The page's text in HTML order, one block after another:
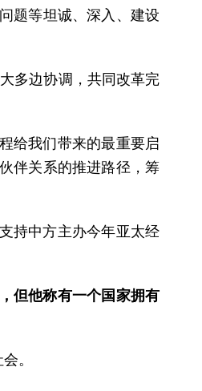
题等坦诚、深入、建设
多边协调，共同改革完
给我们带来的最重要启
伴关系的推进路径，筹
持中方主办今年亚太经
但他称有一个国家拥有
。